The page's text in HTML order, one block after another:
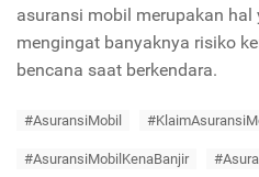
asuransi mobil merupakan hal
mengingat banyaknya risiko
bencana saat berkendara.
#AsuransiMobil
#AsuransiMobilKenaBanjir